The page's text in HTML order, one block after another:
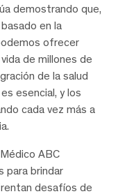
demostrando que,
en la
ofrecer
de millones de
de la salud
esencial, y los
cada vez más a
ABC
para brindar
desafíos de